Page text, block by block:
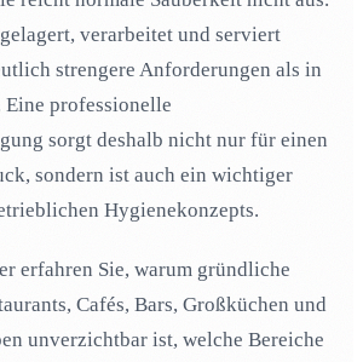
ich bei einer amtlichen Kontrolle
Gesundheitsamt eine Reinigung nach
HACCP-Konzept?
macht?
Restaurant wegen der Reinigung
verarbeitet und serviert
strengere Anforderungen als in
Eine professionelle
sorgt deshalb nicht nur für einen
sondern ist auch ein wichtiger
Hygienekonzepts.
erfahren Sie, warum gründliche
Cafés, Bars, Großküchen und
unverzichtbar ist, welche Bereiche